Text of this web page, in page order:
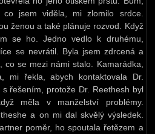
jsem viděla, mi zlomilo srdce.
ženou a také plánuje rozvod. Když
se ho. Jedno vedlo k druhému,
se nevrátil. Byla jsem zdrcená a
co se mezi námi stalo. Kamarádka,
mi řekla, abych kontaktovala Dr.
řešením, protože Dr. Reethesh byl
měla v manželství problémy.
a on mi dal skvělý výsledek.
poměr, ho spoutala řetězem a